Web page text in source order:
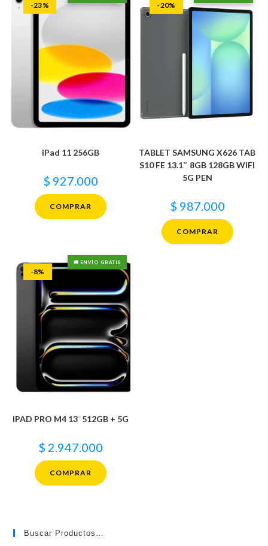
-23%
iPad 11 256GB
$ 927.000
COMPRAR
-20%
TABLET SAMSUNG X626 TAB
S10 FE 13.1″ 8GB 128GB WIFI
5G PEN
$ 987.000
COMPRAR
🚚 ENVÍO GRATIS
-8%
IPAD PRO M4 13¨ 512GB + 5G
$ 2.947.000
COMPRAR
Buscar Productos…